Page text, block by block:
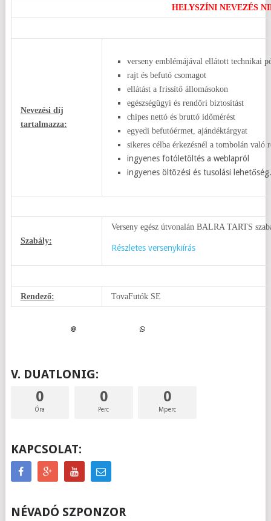
HELYSZÍNI NEVEZÉS
Nevezési díj
tartalmazza:
verseny emblémájával ellátott technikai
rajt és befutó csomagot
ellátást a frissítő állomásokon
egészségügyi és rendőri biztosítást
chipes nettó és bruttó időmérést
egyedi befutóérmet, ajándéktárgyat
sikeres célba érkezésnél a tombolán való
ingyenes fotóletöltés a weblapról
ingyenes öltözési és tusolási
Szabály:
Verseny egész útvonalán BALRA TARTS
Részletes versenykiírás
Rendező: TovaFutók SE
V. DUATLONIG:
0
Óra
0
Perc
0
Mperc
KAPCSOLAT:
NÉVADÓ SZPONZOR